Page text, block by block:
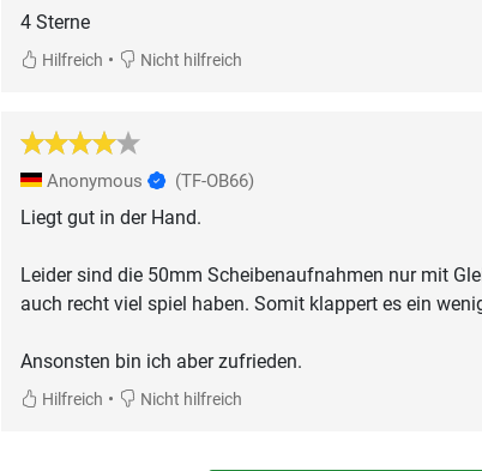
4 Sterne
Hilfreich • Nicht hilfreich
Anonymous (TF-OB66)
Liegt gut in der Hand.
Leider sind die 50mm Scheibenaufnahmen nur mit
auch recht viel spiel haben. Somit klappert es ein
Ansonsten bin ich aber zufrieden.
Hilfreich • Nicht hilfreich